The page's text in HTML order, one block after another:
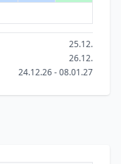
25.12.
26.12.
24.12.26 - 08.01.27